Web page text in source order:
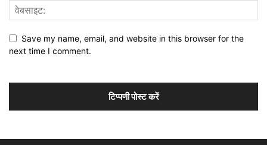
Save my name, email, and website in this browser for the
next time I comment.